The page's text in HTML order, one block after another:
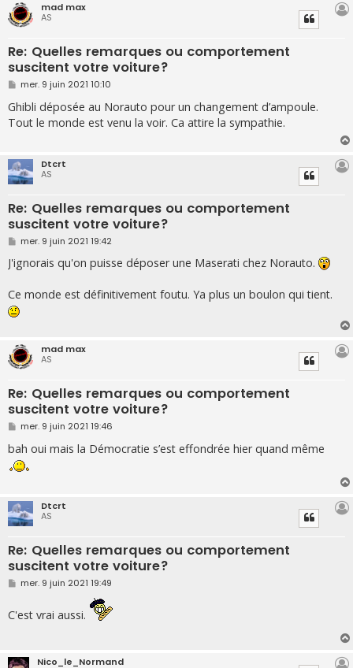
mad max
AS
Re: Quelles remarques ou comportement
suscitent votre voiture?
M
s
s
a
mer. 9 juin 2021 10:10
Ghibli déposée au Norauto pour un changement d’ampoule.
Tout le monde est venu la voir. Ca attire la sympathie.
Dtcrt
AS
Re: Quelles remarques ou comportement
suscitent votre voiture?
M
s
s
g
e
mer. 9 juin 2021 19:42
J'ignorais qu'on puisse déposer une Maserati chez Norauto.
Ce monde est définitivement foutu. Ya plus un boulon qui tient.
mad max
AS
Re: Quelles remarques ou comportement
suscitent votre voiture?
M
s
s
a
mer. 9 juin 2021 19:46
bah oui mais la Démocratie s’est effondrée hier quand même
Dtcrt
AS
Re: Quelles remarques ou comportement
suscitent votre voiture?
M
s
a
mer. 9 juin 2021 19:49
C'est vrai aussi.
Nico_le_Normand